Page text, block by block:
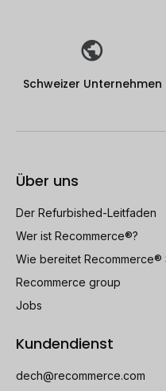
Schweizer Unternehmen
Über uns
Der Refurbished-Leitfaden
Wer ist Recommerce®?
Wie bereitet Recommerce®
Recommerce group
Jobs
Kundendienst
dech@recommerce.com